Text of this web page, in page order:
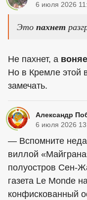
6 июля 2026
Это пахнет
Не пахнет, а
Но в Кремле этой
замечать.
Александр
6 июля 2026
— Вспомните
виллой
полуостров Сен-
газета Le Monde
конфискованный